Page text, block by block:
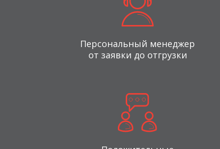
Персональный менеджер
от заявки до отгрузки